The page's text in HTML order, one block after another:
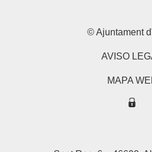
© Ajuntament
AVISO
MAPA